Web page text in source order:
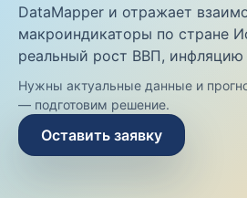
DataMapper и отражает
макроиндикаторы по стране
реальный рост ВВП, инфляцию
Нужны актуальные данные и
— подготовим решение.
Оставить заявку